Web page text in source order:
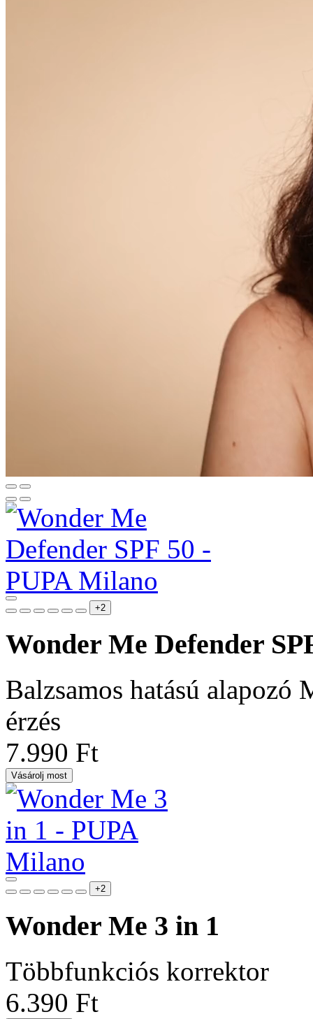
+2
Wonder Me Defender
Balzsamos hatású alapozó
érzés
7.990 Ft
Vásárolj most
+2
Wonder Me 3 in 1
Többfunkciós korrektor
6.390 Ft